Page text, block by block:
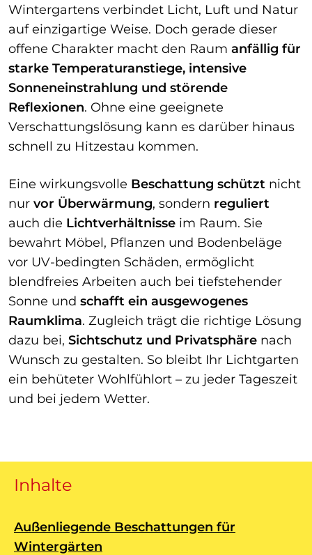
Wintergartens verbindet Licht, Luft und Natur
auf einzigartige Weise. Doch gerade dieser
offene Charakter macht den Raum anfällig für
starke Temperaturanstiege, intensive
Sonneneinstrahlung und störende
Reflexionen. Ohne eine geeignete
Verschattungslösung kann es darüber hinaus
schnell zu Hitzestau kommen.
Eine wirkungsvolle Beschattung schützt nicht
nur vor Überwärmung, sondern reguliert
auch die Lichtverhältnisse im Raum. Sie
bewahrt Möbel, Pflanzen und Bodenbeläge
vor UV-bedingten Schäden, ermöglicht
blendfreies Arbeiten auch bei tiefstehender
Sonne und schafft ein ausgewogenes
Raumklima. Zugleich trägt die richtige Lösung
dazu bei, Sichtschutz und Privatsphäre nach
Wunsch zu gestalten. So bleibt Ihr Lichtgarten
ein behüteter Wohlfühlort – zu jeder Tageszeit
und bei jedem Wetter.
Inhalte
Außenliegende Beschattungen für
Wintergärten